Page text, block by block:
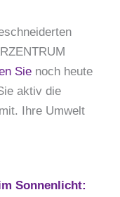
Sie noch heute
aktiv die
Ihre Umwelt
Sonnenlicht: